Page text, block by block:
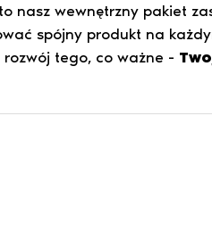
nasz wewnętrzny pakiet
spójny produkt na
tego, co ważne -